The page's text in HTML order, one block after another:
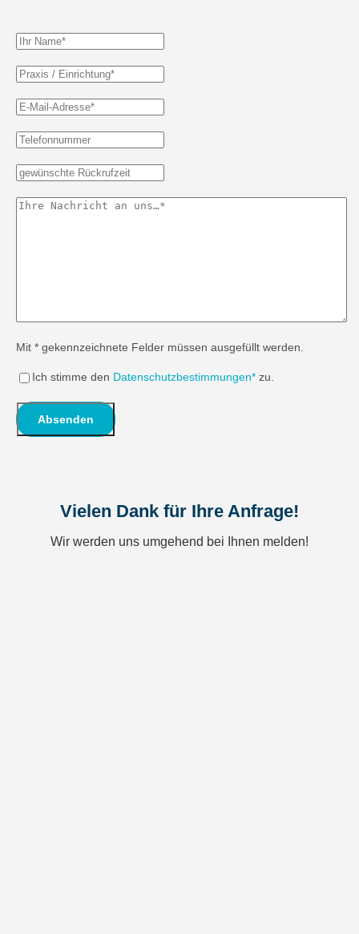
Mit * gekennzeichnete Felder müssen ausgefüllt werden.
Ich stimme den Datenschutzbestimmungen* zu.
Vielen Dank für Ihre Anfrage!
Wir werden uns umgehend bei Ihnen melden!